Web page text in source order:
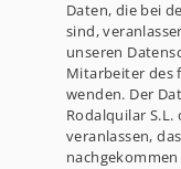
Daten, die bei
sind,
unseren
Mitarbeiter des
wenden. Der
Rodalquilar
veranlassen,